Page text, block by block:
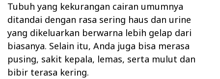
Tubuh yang kekurangan cairan umumnya
ditandai dengan rasa sering haus dan urine
yang dikeluarkan berwarna lebih gelap dari
biasanya. Selain itu, Anda juga bisa merasa
pusing, sakit kepala, lemas, serta mulut dan
bibir terasa kering.